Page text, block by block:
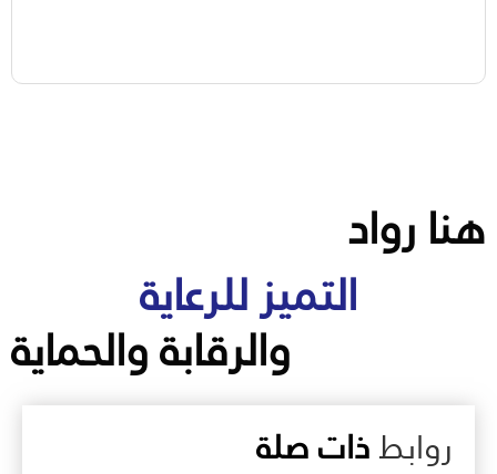
هنا رواد
التميز للرعاية
والرقابة والحماية
روابطذات صلة